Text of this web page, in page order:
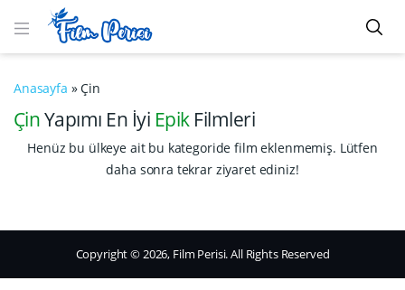
Anasayfa »Çin
ÇinYapımı En İyi Epik Filmleri
Henüz bu ülkeye ait bu kategoride film eklenmemiş. Lütfen
daha sonra tekrar ziyaret ediniz!
Copyright © 2026, Film Perisi. All Rights Reserved